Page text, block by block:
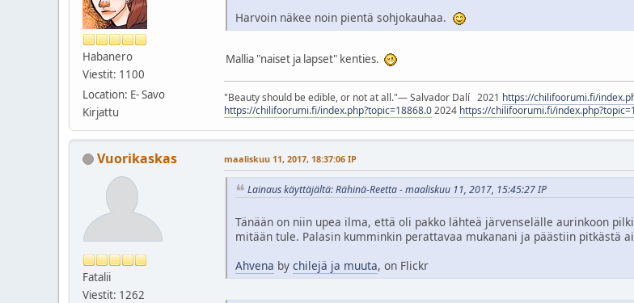
Habanero
Viestit: 1100
Location: E- Savo
Kirjattu
Harvoin näkee noin pientä sohjokauhaa.
Mallia "naiset ja lapset" kenties.
"Beauty should be edible, or not at all."― Salvador Dalí 2021 https://chilifoorumi.fi/
https://chilifoorumi.fi/index.php?topic=18868.02024 https://chilifoorumi.fi/
Vuorikaskas
Fatalii
Viestit: 1262
maaliskuu 11, 2017, 18:37:06 IP
Lainaus käyttäjältä: Rähinä-Reetta - maaliskuu 11, 2017, 15:45:27 IP
Tänään on niin upea ilma, että oli pakko lähteä järvenselälle aurinkoon
mitään tule. Palasin kumminkin perattavaa mukanani ja päästiin pitkästä
Ahvena by chilejä ja muuta, on Flickr